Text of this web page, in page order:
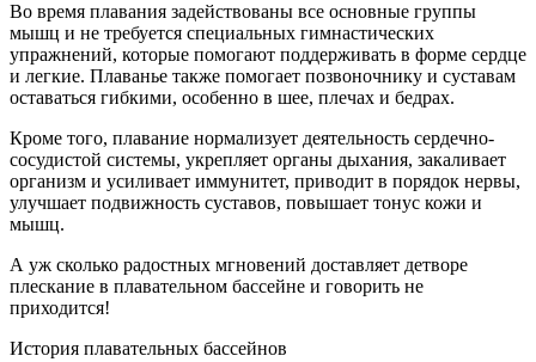
Во время плавания задействованы все основные группы
мышц и не требуется специальных гимнастических
упражнений, которые помогают поддерживать в форме сердце
и легкие. Плаванье также помогает позвоночнику и суставам
оставаться гибкими, особенно в шее, плечах и бедрах.
Кроме того, плавание нормализует деятельность сердечно-
сосудистой системы, укрепляет органы дыхания, закаливает
организм и усиливает иммунитет, приводит в порядок нервы,
улучшает подвижность суставов, повышает тонус кожи и
мышц.
А уж сколько радостных мгновений доставляет детворе
плескание в плавательном бассейне и говорить не
приходится!
История плавательных бассейнов